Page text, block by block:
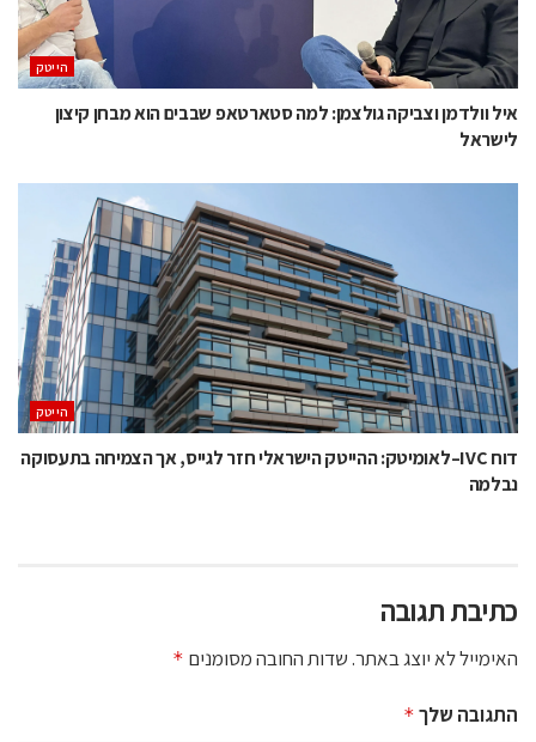
הייטק
איל וולדמן וצביקה גולצמן: למה סטארטאפ שבבים הוא מבחן קיצון
לישראל
הייטק
דוח IVC–לאומיטק: ההייטק הישראלי חזר לגייס, אך הצמיחה בתעסוקה
נבלמה
כתיבת תגובה
האימייל לא יוצג באתר.שדות החובה מסומנים *
התגובה שלך *